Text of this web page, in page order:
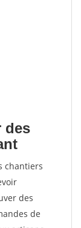
des
chantiers
des
de